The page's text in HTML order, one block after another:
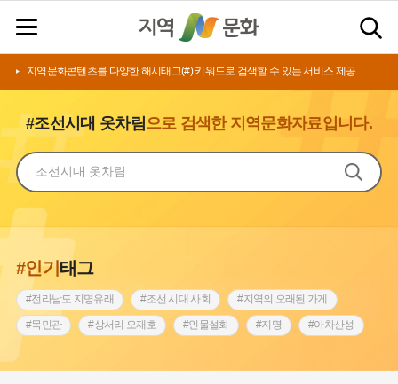
지역문화콘텐츠를 다양한 해시태그(#) 키워드로 검색할 수 있는 서비스 제공
#조선시대 옷차림으로 검색한 지역문화자료입니다.
#인기태그
#전라남도 지명유래 #조선 시대 사회 #지역의 오래된 가게
#목민관 #상서리 오재호 #인물설화 #지명 #아차산성